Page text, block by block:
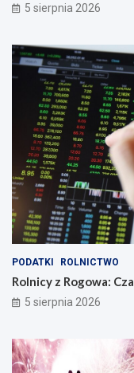
5 sierpnia 2026
PODATKI ROLNICTWO
Rolnicy z Rogowa:
5 sierpnia 2026